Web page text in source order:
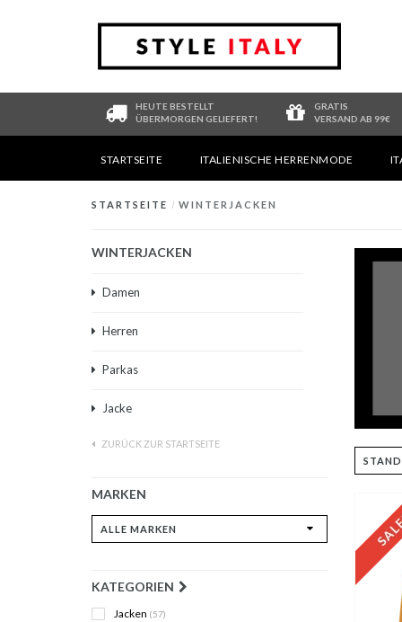
HEUTE BESTELLT
ÜBERMORGEN GELIEFERT!
GRATIS
VERSAND AB 99€
STARTSEITE ITALIENISCHE HERRENMODE
STARTSEITE / WINTERJACKEN
WINTERJACKEN
Damen
Herren
Parkas
Jacke
ZURÜCK ZUR STARTSEITE
MARKEN
KATEGORIEN
Jacken (57)